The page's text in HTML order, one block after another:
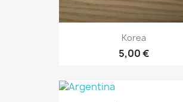
Korea
5,00 €